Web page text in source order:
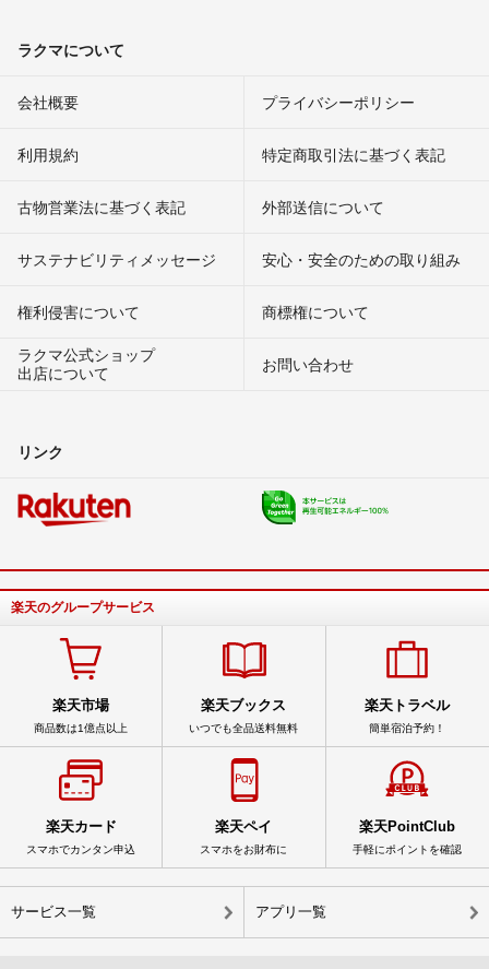
ラクマについて
会社概要 プライバシーポリシー
利用規約 特定商取引法に基づく表記
古物営業法に基づく表記 外部送信について
サステナビリティメッセージ 安心・安全のための取り組み
権利侵害について
商標権について
ラクマ公式ショップ
出店について
お問い合わせ
リンク
楽天のグループサービス
楽天市場
商品数は1億点以上
楽天ブックス
いつでも全品送料無料
楽天トラベル
簡単宿泊予約！
楽天カード
スマホでカンタン申込
楽天ペイ
スマホをお財布に
楽天PointClub
手軽にポイントを確認
サービス一覧 アプリ一覧